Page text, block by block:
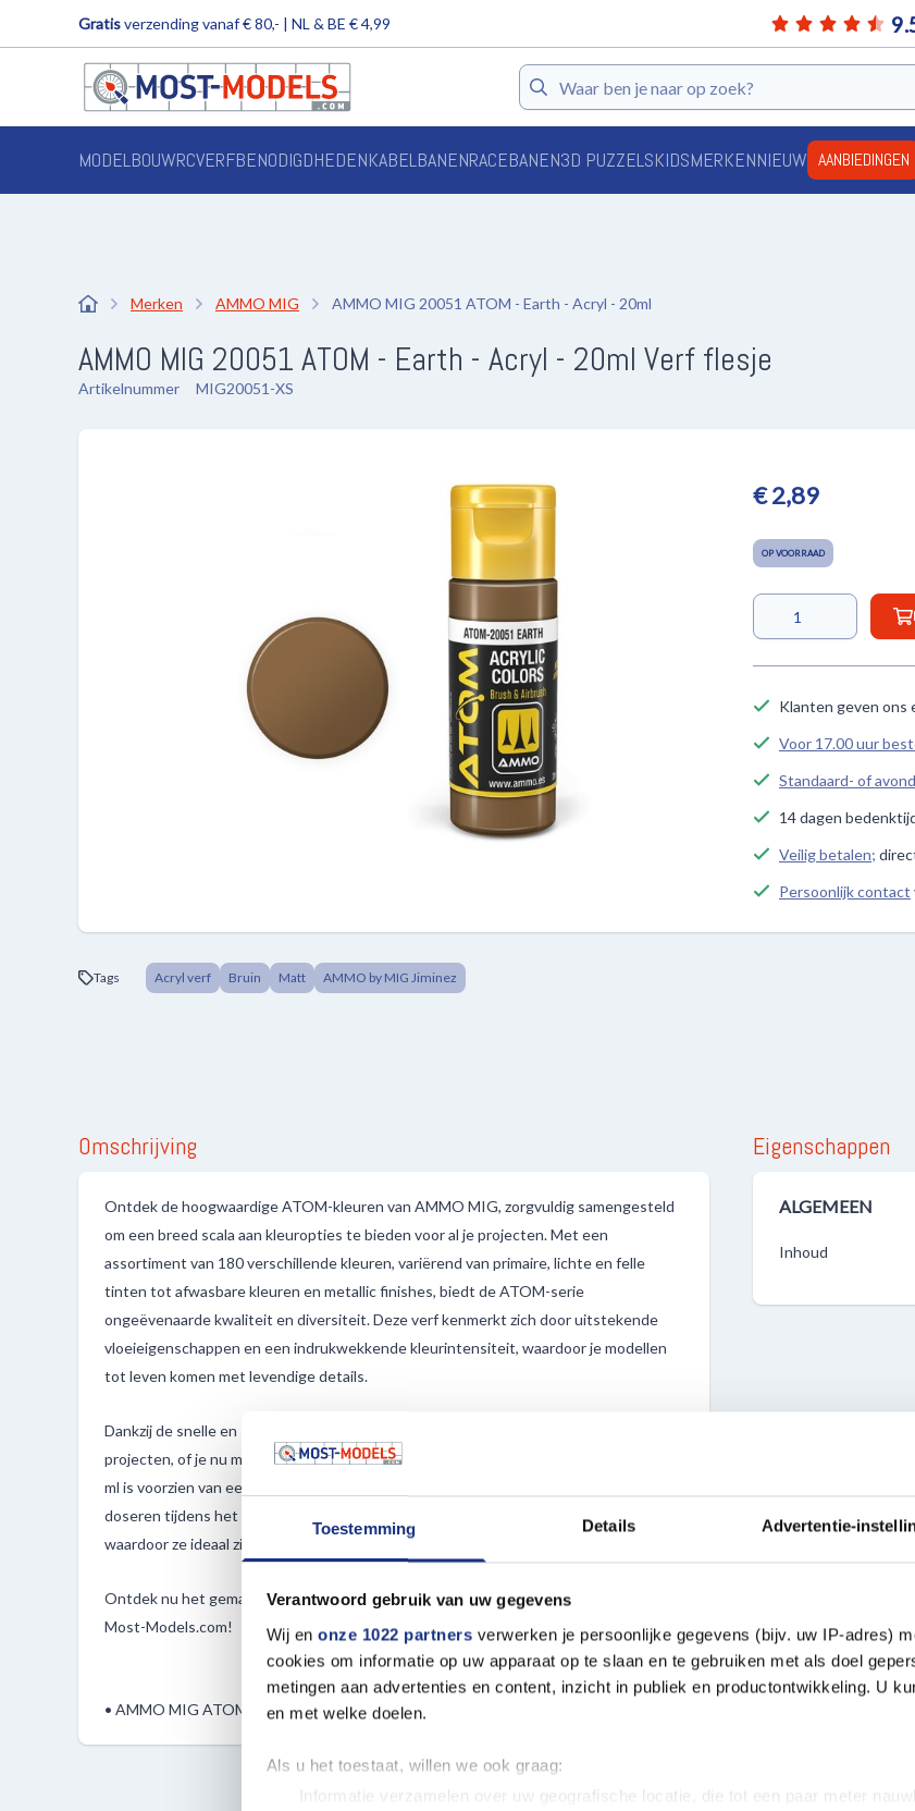
Toestemming Details Advertentie-
Verantwoord gebruik van uw gegevens
Wij en onze 1022 partners verwerken je persoonlijke gegevens (bijv. uw IP-adres)
cookies om informatie op uw apparaat op te slaan en te gebruiken met als doel
metingen aan advertenties en content, inzicht in publiek en productontwikkeling. U
en met welke doelen.
Als u het toestaat, willen we ook graag:
Informatie verzamelen over uw geografische locatie, die tot een paar meter
Gratisverzending vanaf € 80,- | NL & BE € 4,99
Zoeken
MODELBOUWRCVERFBENODIGDHEDENKABELBANENRACEBANEN3D PUZZELSKIDSMERKENNIEUW AANBIEDINGEN
Merken AMMO MIG AMMO MIG 20051 ATOM - Earth - Acryl - 20ml
AMMO MIG 20051 ATOM - Earth - Acryl - 20ml Verf flesje
Artikelnummer MIG20051-XS
€ 2,89
OP VOORRAAD
Klanten geven ons
Voor 17.00 uur
Standaard- of
14 dagen
Veilig betalen;
Persoonlijk contact
Tags Acryl verf Bruin Matt AMMO by MIG Jiminez
Omschrijving
Ontdek de hoogwaardige ATOM-kleuren van AMMO MIG, zorgvuldig samengesteld
om een breed scala aan kleuropties te bieden voor al je projecten. Met een
assortiment van 180 verschillende kleuren, variërend van primaire, lichte en felle
tinten tot afwasbare kleuren en metallic finishes, biedt de ATOM-serie
ongeëvenaarde kwaliteit en diversiteit. Deze verf kenmerkt zich door uitstekende
vloeieigenschappen en een indrukwekkende kleurintensiteit, waardoor je modellen
tot leven komen met levendige details.
Dankzij de snelle en sterke droging van de verf kun je efficiënt werken aan je
projecten, of je nu met een penseel of een airbrush werkt. Het handige flesje van 20
ml is voorzien van een praktische eenhandsdop, waardoor je snel en gemakkelijk kunt
doseren tijdens het schilderen. Bovendien zijn deze verven niet giftig en geurloos,
waardoor ze ideaal zijn voor modelbouwenthousiastelingen en hobbyisten.
Ontdek nu het gemak en de veelzijdigheid van de ATOM-flesjes, verkrijgbaar bij
Most-Models.com!
• AMMO MIG ATOM Verf Aarde
Eigenschappen
ALGEMEEN
Inhoud